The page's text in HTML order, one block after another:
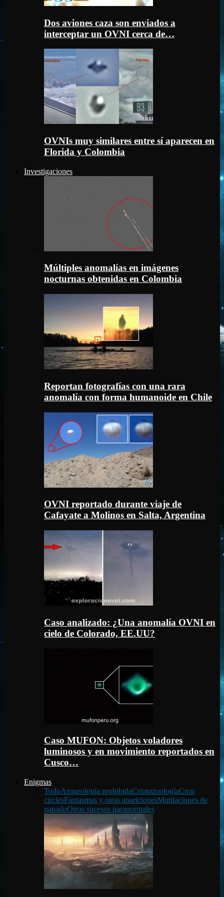
Dos aviones caza son enviados a
interceptar un OVNI cerca de…
OVNIs muy similares entre sí aparecen en
Florida y Colombia
Investigaciones
Múltiples anomalías en imágenes
nocturnas obtenidas en Colombia
Reportan fotografías con una rara
anomalía con forma humanoide en Chile
OVNI reportado durante viaje de
Cafayate a Molinos en Salta, Argentina
Caso analizado: ¿Una anomalía OVNI en
cielo de Colorado, EE.UU?
Caso MUFON: Objetos voladores
luminosos y en movimiento reportados en
Cusco…
Enigmas
TodoArqueología prohibidaCriptozoologíaCrop
circlesFantasmas y otras aparicionesMutilaciones de
ganadoOtros sucesos paranormales